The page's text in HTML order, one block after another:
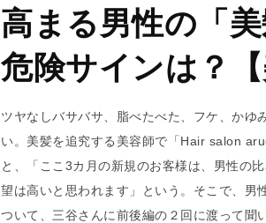
高まる男性の「
危険サインは？
ツヤなしバサバサ、脂べたべた、フケ、か
い。美髪を追究する美容師で「Hair salon
と、「ここ3カ月の新規のお客様は、男性の
望は高いと思われます」という。そこで、男
ついて、三谷さんに前後編の２回に渡って聞